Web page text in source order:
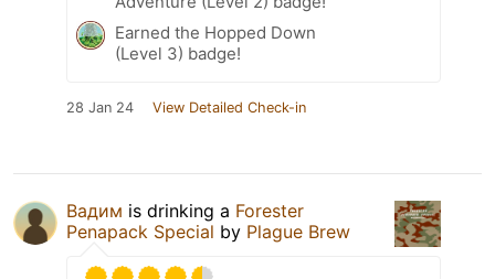
Earned the Hopped Down
(Level 3) badge!
28 Jan 24 View Detailed Check-in
Вадим is drinking a Forester
Penapack Special by Plague Brew